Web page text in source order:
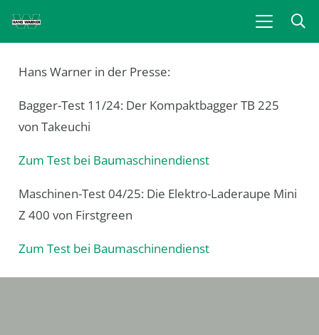
Hans Warner in der Presse:
Bagger-Test 11/24: Der Kompaktbagger TB 225
von Takeuchi
Zum Test bei Baumaschinendienst
Maschinen-Test 04/25: Die Elektro-Laderaupe Mini
Z 400 von Firstgreen
Zum Test bei Baumaschinendienst